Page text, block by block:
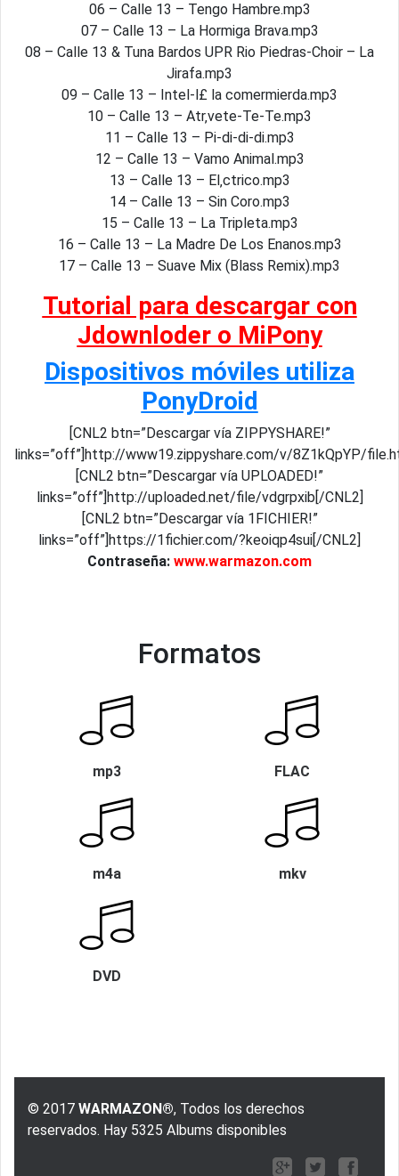
06 – Calle 13 – Tengo Hambre.mp3
07 – Calle 13 – La Hormiga Brava.mp3
08 – Calle 13 & Tuna Bardos UPR Rio Piedras-Choir – La
Jirafa.mp3
09 – Calle 13 – Intel-l£ la comermierda.mp3
10 – Calle 13 – Atr‚vete-Te-Te.mp3
11 – Calle 13 – Pi-di-di-di.mp3
12 – Calle 13 – Vamo Animal.mp3
13 – Calle 13 – El‚ctrico.mp3
14 – Calle 13 – Sin Coro.mp3
15 – Calle 13 – La Tripleta.mp3
16 – Calle 13 – La Madre De Los Enanos.mp3
17 – Calle 13 – Suave Mix (Blass Remix).mp3
Tutorial para descargar con
Jdownloder o MiPony
Dispositivos móviles utiliza
PonyDroid
[CNL2 btn=”Descargar vía ZIPPYSHARE!”
links=”off”]http://www19.zippyshare.com/v/8Z1kQpYP/
[CNL2 btn=”Descargar vía UPLOADED!”
links=”off”]http://uploaded.net/file/vdgrpxib[/CNL2]
[CNL2 btn=”Descargar vía 1FICHIER!”
links=”off”]https://1fichier.com/?keoiqp4sui[/CNL2]
Contraseña: www.warmazon.com
Formatos
mp3 FLAC
m4a mkv
DVD
© 2017 WARMAZON®, Todos los derechos
reservados. Hay 5325 Albums disponibles